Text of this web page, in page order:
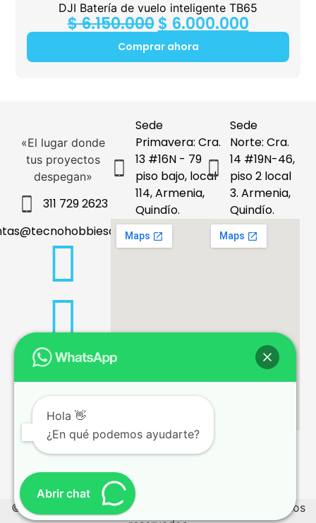
DJI Batería de vuelo inteligente TB65
$6.150.000 $ 6.000.000
Comprar ahora
«El lugar donde
tus proyectos
despegan»
311 729 2623
Sede
Primavera: Cra.
13 #16N - 79
piso bajo, local
114, Armenia,
Quindío.
Sede
Norte: Cra.
14 #19N-46,
piso 2 local
3. Armenia,
Quindío.
Términos y condiciones
© 2026 tecnohobbiesdeleje.com – Todos los derechos
Hola 👋
¿En qué podemos ayudarte?
Abrir chat